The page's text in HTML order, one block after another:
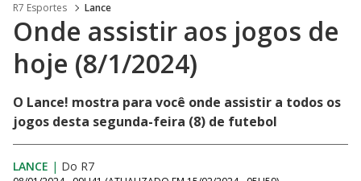
R7 Esportes Lance
Onde assistir aos jogos de
hoje (8/1/2024)
O Lance! mostra para você onde assistir a todos os
jogos desta segunda-feira (8) de futebol
LANCE | Do R7